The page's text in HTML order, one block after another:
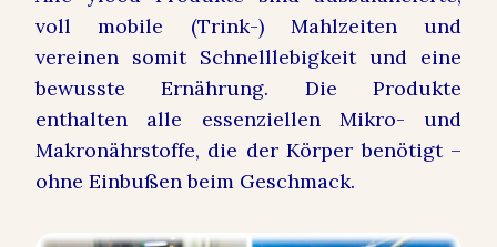
voll mobile (Trink-) Mahlzeiten und
vereinen somit Schnelllebigkeit und eine
bewusste Ernährung. Die Produkte
enthalten alle essenziellen Mikro- und
Makronährstoffe, die der Körper benötigt –
ohne Einbußen beim Geschmack.